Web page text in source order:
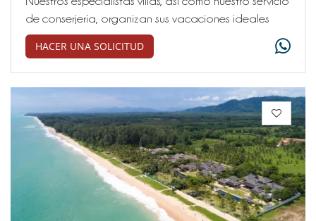
de conserjería, organizan sus vacaciones ideales
HACER UNA SOLICITUD